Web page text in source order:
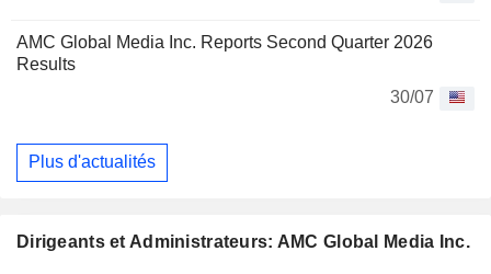
AMC Global Media Inc. Reports Second Quarter 2026
Results
30/07
Plus d'actualités
Dirigeants et Administrateurs: AMC Global Media Inc.